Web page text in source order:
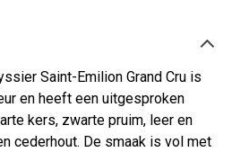
Saint-Emilion Grand Cru is
en heeft een uitgesproken
kers, zwarte pruim, leer en
cederhout. De smaak is vol met